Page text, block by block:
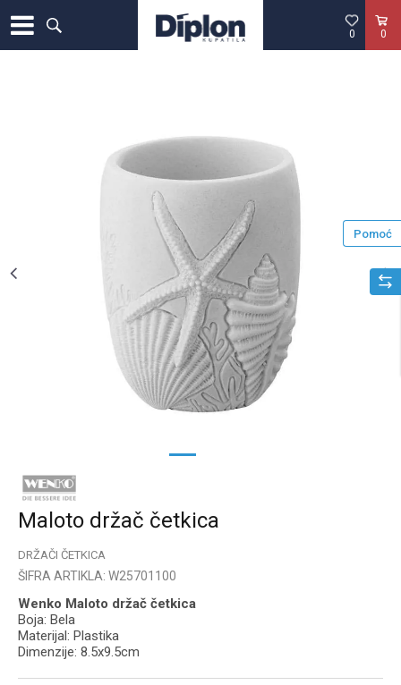
0
0
1
Maloto držač četkica
DRŽAČI ČETKICA
ŠIFRA ARTIKLA: W25701100
Wenko Maloto držač četkica
Boja: Bela
Materijal: Plastika
Dimenzije: 8.5x9.5cm
Pomoć